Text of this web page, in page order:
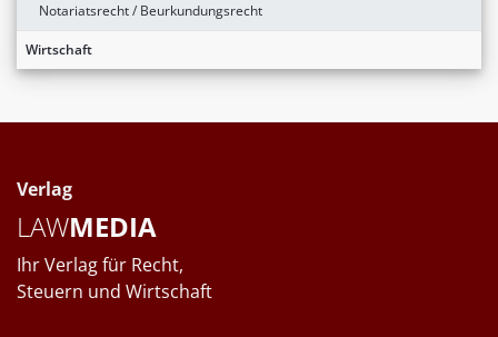
Notariatsrecht / Beurkundungsrecht
Wirtschaft
Verlag
LAWMEDIA
Ihr Verlag für Recht,
Steuern und Wirtschaft